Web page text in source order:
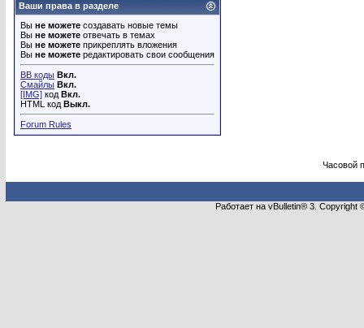
Ваши права в разделе
Вы не можете создавать новые темы
Вы не можете отвечать в темах
Вы не можете прикреплять вложения
Вы не можете редактировать свои сообщения
BB коды Вкл.
Смайлы Вкл.
[IMG] код Вкл.
HTML код Выкл.
Forum Rules
Часовой
Работает на vBulletin® 3.